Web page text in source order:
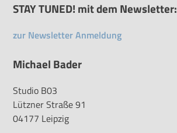
STAY TUNED! mit dem Newsletter:
zur Newsletter Anmeldung
Michael Bader
Studio B03
Lützner Straße 91
04177 Leipzig